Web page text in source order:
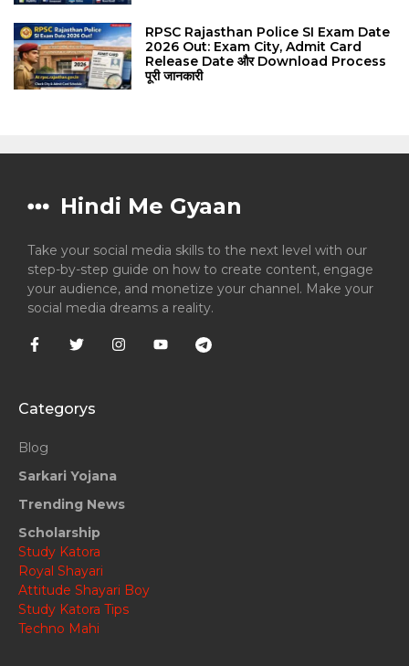
RPSC Rajasthan Police SI Exam Date
2026 Out: Exam City, Admit Card
Release Date और Download Process
पूरी जानकारी
Hindi Me Gyaan
Take your social media skills to the next level with our
step-by-step guide on how to create content, engage
your audience, and monetize your channel. Make your
social media dreams a reality.
Categorys
Blog
Sarkari Yojana
Trending News
Scholarship
Study Katora
Royal Shayari
Attitude Shayari Boy
Study Katora Tips
Techno Mahi